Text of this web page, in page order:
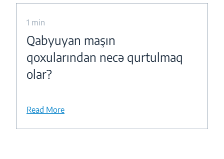
1 min
Qabyuyan maşın
qoxularından necə qurtulmaq
olar?
Read More